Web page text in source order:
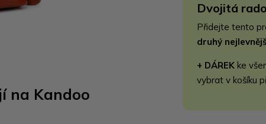
na Kandoo
Dvojitá
Přidejte tento
druhý
+ DÁREK ke
vybrat v košíku